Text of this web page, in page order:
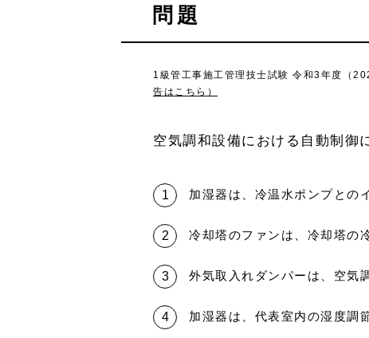
問題
1級管工事施工管理技士試験 令和3年度（
告はこちら）
空気調和設備における自動制御
加湿器は、冷温水ポンプとの
冷却塔のファンは、冷却塔の
外気取入れダンパーは、空気
加湿器は、代表室内の湿度調